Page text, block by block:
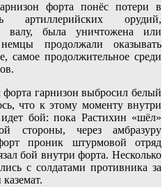
форта понёс потери в
артиллерийских орудий,
валу, была уничтожена или
продолжали оказывать
самое продолжительное среди
гарнизон выбросил белый
что к этому моменту внутри
бой: пока Растихин «шёл»
стороны, через амбразуру
проник штурмовой отряд
бой внутри форта. Несколько
с солдатами противника за